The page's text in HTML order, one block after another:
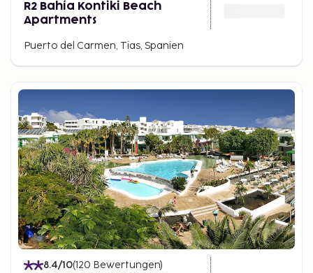
R2 Bahía Kontiki Beach
Apartments
Puerto del Carmen, Tias, Spanien
8.4/10(120 Bewertungen)